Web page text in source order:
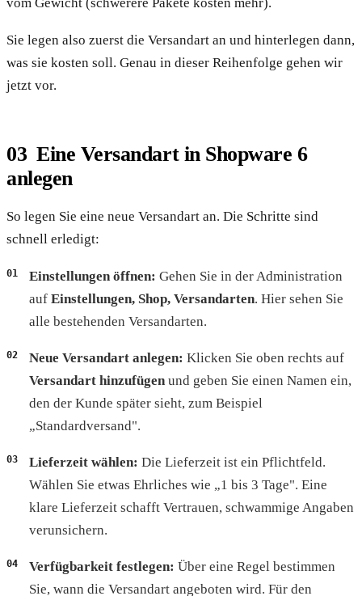
Sie legen also zuerst die Versandart an und hinterlegen dann,
was sie kosten soll. Genau in dieser Reihenfolge gehen wir
jetzt vor.
Eine Versandart in Shopware 6
anlegen
So legen Sie eine neue Versandart an. Die Schritte sind
schnell erledigt:
Einstellungen öffnen: Gehen Sie in der Administration
auf Einstellungen, Shop, Versandarten. Hier sehen Sie
alle bestehenden Versandarten.
Neue Versandart anlegen: Klicken Sie oben rechts auf
Versandart hinzufügen und geben Sie einen Namen ein,
den der Kunde später sieht, zum Beispiel
„Standardversand".
Lieferzeit wählen: Die Lieferzeit ist ein Pflichtfeld.
Wählen Sie etwas Ehrliches wie „1 bis 3 Tage". Eine
klare Lieferzeit schafft Vertrauen, schwammige Angaben
verunsichern.
Verfügbarkeit festlegen: Über eine Regel bestimmen
Sie, wann die Versandart angeboten wird. Für den